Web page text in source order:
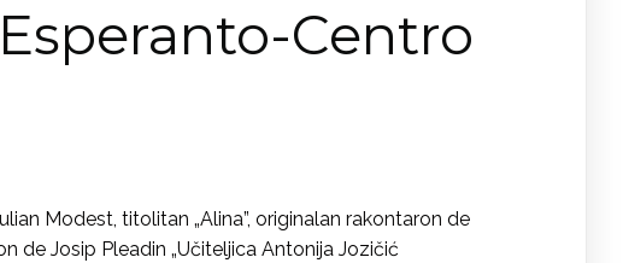
Centro
Modest, titolitan „Alina”, originalan rakontaron de
de Josip Pleadin „Učiteljica Antonija Jozičić